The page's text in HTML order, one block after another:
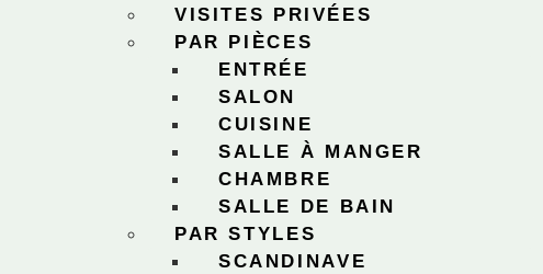
VISITES PRIVÉES
PAR PIÈCES
ENTRÉE
SALON
CUISINE
SALLE À MANGER
CHAMBRE
SALLE DE BAIN
PAR STYLES
SCANDINAVE